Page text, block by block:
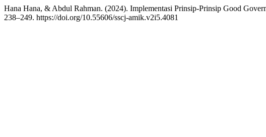
Hana Hana, & Abdul Rahman. (2024). Implementasi Prinsip-Prinsip Good
238–249. https://doi.org/10.55606/sscj-amik.v2i5.4081